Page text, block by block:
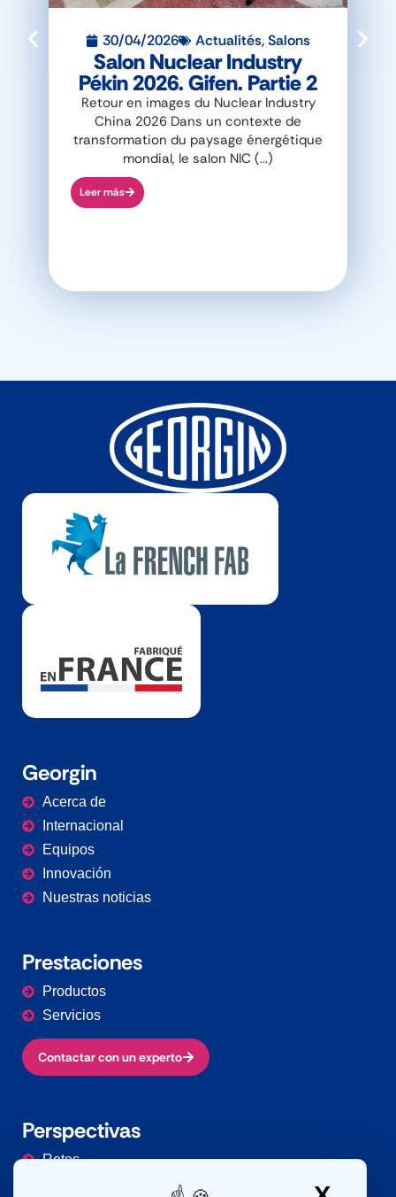
30/04/2026 Actualités,Salons
Salon Nuclear Industry
Pékin 2026. Gifen. Partie 2
Retour en images du Nuclear Industry
China 2026 Dans un contexte de
transformation du paysage énergétique
mondial, le salon NIC (...)
Leer más
Georgin
Acerca de
Internacional
Equipos
Innovación
Nuestras noticias
Prestaciones
Productos
Servicios
Contactar con un experto
Perspectivas
Retos